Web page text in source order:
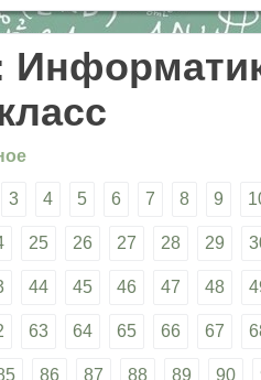
3 4 5 6 7 8 9
25 26 27 28 29
44 45 46 47 48
63 64 65 66 67
86 87 88 89 90